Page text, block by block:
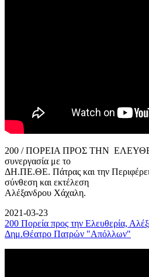
200 / ΠΟΡΕΙΑ ΠΡΟΣ ΤΗΝ
συνεργασία με το
ΔΗ.ΠΕ.ΘΕ. Πάτρας και την
σύνθεση και εκτέλεση
Αλέξανδρου Χάχαλη.
2021-03-23
200 Πορεία προς την Ελευθερία,
Δημ.Θέατρο Πατρών "Απόλλων"